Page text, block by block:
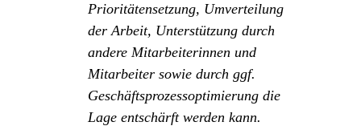
Prioritätensetzung, Umverteilung
der Arbeit, Unterstützung durch
andere Mitarbeiterinnen und
Mitarbeiter sowie durch ggf.
Geschäftsprozessoptimierung die
Lage entschärft werden kann.